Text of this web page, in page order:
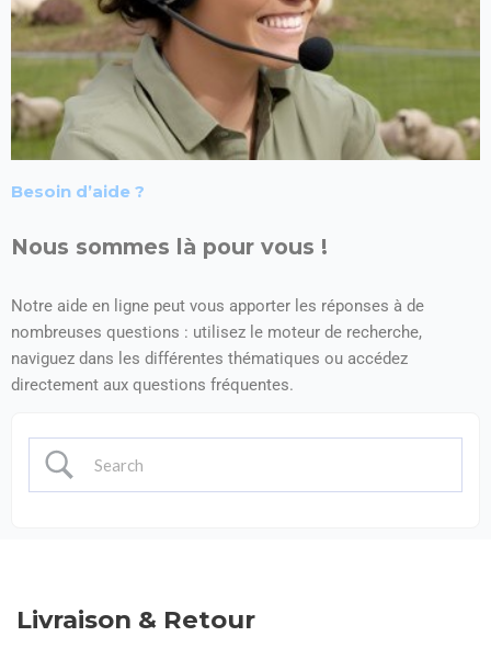
Besoin d’aide ?
Nous sommes là pour vous !
Notre aide en ligne peut vous apporter les réponses à de
nombreuses questions : utilisez le moteur de recherche,
naviguez dans les différentes thématiques ou accédez
directement aux questions fréquentes.
Livraison & Retour